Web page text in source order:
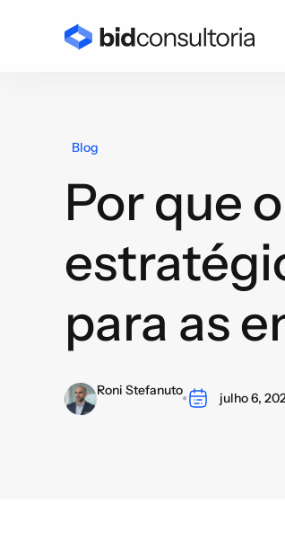
Blog
Por que
para as
Roni Stefanuto julho 6,